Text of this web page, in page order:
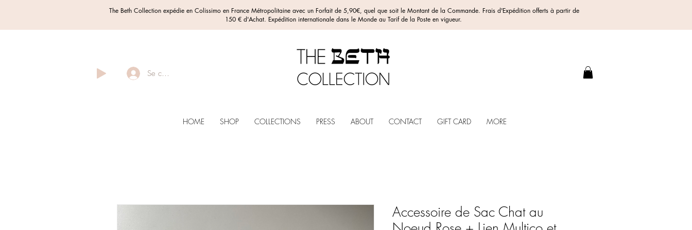
The Beth Collection expédie en Colissimo en France Métropolitaine avec un Forfait de 5,90€, quel que soit le Montant de la Commande. Frais d'Expédition offerts à partir de
150 € d'Achat. Expédition internationale dans le Monde au Tarif de la Poste en vigueur.
Se connecter
HOME SHOP COLLECTIONS PRESS ABOUT CONTACT GIFT CARD MORE
Accessoire de Sac Chat au